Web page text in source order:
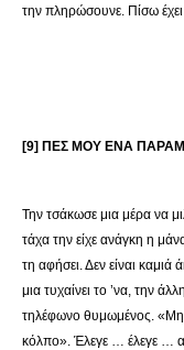
την πληρώσουνε. Πίσω
[9] ΠΕΣ ΜΟΥ ΕΝΑ
Την τσάκωσε μια μέρα να
τάχα την είχε ανάγκη η
τη αφήσει. Δεν είναι καμιά
μια τυχαίνει το ’να, την
τηλέφωνο θυμωμένος. «Μη
κόλπο». Έλεγε … έλεγε …